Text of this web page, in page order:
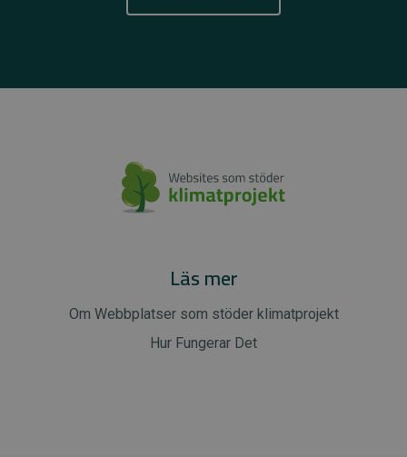
Läs mer
Om Webbplatser som stöder klimatprojekt
Hur Fungerar Det